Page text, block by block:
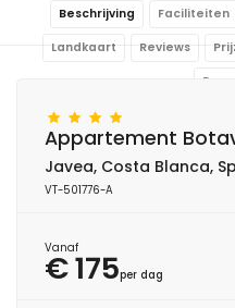
Beschrijving Faciliteiten
Landkaart Reviews
Appartement
Javea, Costa Blanca,
VT-501776-A
Vanaf
€ 175per dag